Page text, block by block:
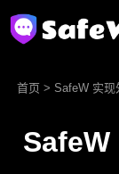
首页 > SafeW 实现
SafeW